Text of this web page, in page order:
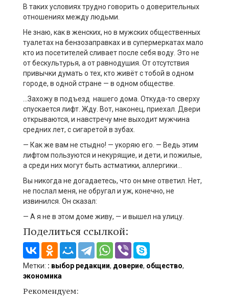
В таких условиях трудно говорить о доверительных
отношениях между людьми.
Не знаю, как в женских, но в мужских общественных
туалетах на бензозаправках и в супермеркатах мало
кто из посетителей сливает после себя воду. Это не
от бескультурья, а от равнодушия. От отсутствия
привычки думать о тех, кто живёт с тобой в одном
городе, в одной стране — в одном обществе.
…Захожу в подъезд нашего дома. Откуда-то сверху
спускается лифт. Жду. Вот, наконец, приехал. Двери
открываются, и навстречу мне выходит мужчина
средних лет, с сигаретой в зубах.
— Как же вам не стыдно! — укоряю его. — Ведь этим
лифтом пользуются и некурящие, и дети, и пожилые,
а среди них могут быть астматики, аллергики…
Вы никогда не догадаетесь, что он мне ответил. Нет,
не послал меня, не обругал и уж, конечно, не
извинился. Он сказал:
— А я не в этом доме живу, — и вышел на улицу.
Поделиться ссылкой:
Метки: : выбор редакции, доверие, общество,
экономика
Рекомендуем: